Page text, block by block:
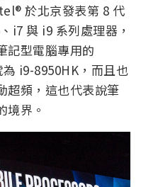
於北京發表第 8 代
i7 與 i9 系列處理器，
記型電腦專用的
i9-8950HK，而且也
超頻，這也代表說筆
境界。